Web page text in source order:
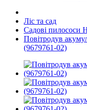
Ліс та сад
Садові пилососи
Повітродув
(9679761-02)